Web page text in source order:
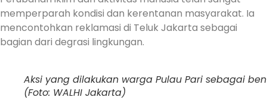
memperparah kondisi dan kerentanan masyarakat. Ia
mencontohkan reklamasi di Teluk Jakarta sebagai
bagian dari degrasi lingkungan.
Aksi yang dilakukan warga Pulau Pari sebagai
(Foto: WALHI Jakarta)